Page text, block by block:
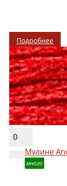
Подробнее
0
Мулине
много